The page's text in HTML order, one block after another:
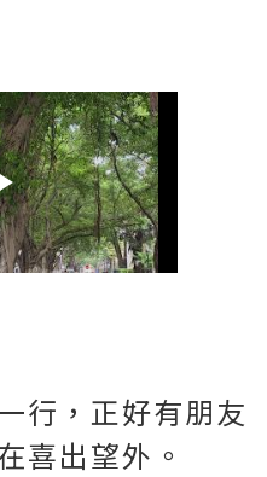
行，正好有朋友
喜出望外。